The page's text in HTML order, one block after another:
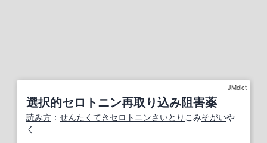
JMdict
選択的セロトニン再取り込み阻害薬
読み方 ： せんたくてき セロトニンさいとり こみそがいや
く